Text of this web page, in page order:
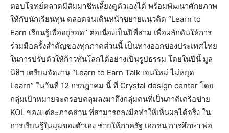
ตอบโจทย์ตลาดมีสัมมาชีพเลี้ยงดูตัวเองได้ พร้อมพัฒนาศักยภาพ
ให้กับนักเรียนทุน ตลอดจนเดินหน้าขยายแนวคิด “Learn to
Earn เรียนรู้เพื่ออยู่รอด” ต่อเนื่องเป็นปีที่สาม เพื่อผลักดันให้การ
ร่วมมือครั้งสำคัญของทุกภาคส่วนนี้ เป็นทางออกของประเทศไทย
ในการปรับตัวให้ก้าวทันโลกได้อย่างเป็นรูปธรรม โดยในปีนี้ มูล
นิธิฯ เตรียมจัดงาน “Learn to Earn Talk เจนใหม่ ไม่หยุด
Learn” ในวันที่ 12 กรกฎาคม นี้ ที่ Crystal design center โดย
กลุ่มเป้าหมายจะครอบคลุมลงมาถึงกลุ่มคนที่เป็นภาคีเครือข่าย
KOL ของแต่ละภาคส่วน ที่สามารถลงมือทำให้เห็นผลได้จริง ใน
การเรียนรู้ในมุมของตัวเอง ช่วยให้ภาครัฐ เอกชน การศึกษา พ่อ